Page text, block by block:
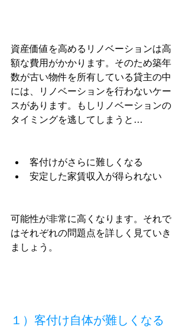
資産価値を高めるリノベーションは高
額な費用がかかります。そのため築年
数が古い物件を所有している貸主の中
には、リノベーションを行わないケー
スがあります。もしリノベーションの
タイミングを逃してしまうと…
客付けがさらに難しくなる
安定した家賃収入が得られない
可能性が非常に高くなります。それで
はそれぞれの問題点を詳しく見ていき
ましょう。
１）客付け自体が難しくなる